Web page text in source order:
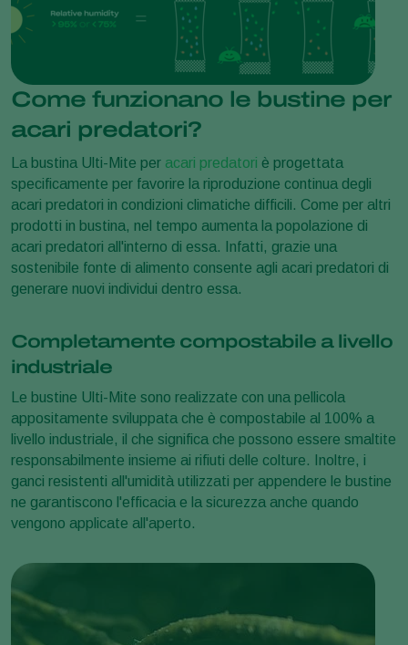
Come funzionano le bustine per
acari predatori?
La bustina Ulti-Mite per acari predatori è progettata
specificamente per favorire la riproduzione continua degli
acari predatori in condizioni climatiche difficili. Come per altri
prodotti in bustina, nel tempo aumenta la popolazione di
acari predatori all'interno di essa. Infatti, grazie una
sostenibile fonte di alimento consente agli acari predatori di
generare nuovi individui dentro essa.
Completamente compostabile a livello
industriale
Le bustine Ulti-Mite sono realizzate con una pellicola
appositamente sviluppata che è compostabile al 100% a
livello industriale, il che significa che possono essere smaltite
responsabilmente insieme ai rifiuti delle colture. Inoltre, i
ganci resistenti all'umidità utilizzati per appendere le bustine
ne garantiscono l'efficacia e la sicurezza anche quando
vengono applicate all'aperto.